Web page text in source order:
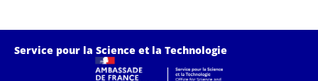
Service pour la Science et la Technologie